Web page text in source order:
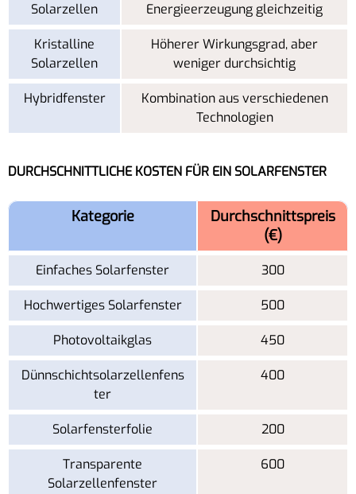
Solarzellen
Energieerzeugung gleichzeitig
Kristalline
Solarzellen
Höherer Wirkungsgrad, aber
weniger durchsichtig
Hybridfenster
Kombination aus verschiedenen
Technologien
DURCHSCHNITTLICHE KOSTEN FÜR EIN SOLARFENSTER
Kategorie
Durchschnittspreis
(€)
Einfaches Solarfenster 300
Hochwertiges Solarfenster 500
Photovoltaikglas 450
Dünnschichtsolarzellenfens
ter
400
Solarfensterfolie 200
Transparente
Solarzellenfenster
600